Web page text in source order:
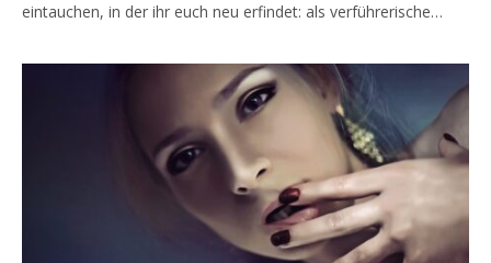
eintauchen, in der ihr euch neu erfindet: als verführerische…